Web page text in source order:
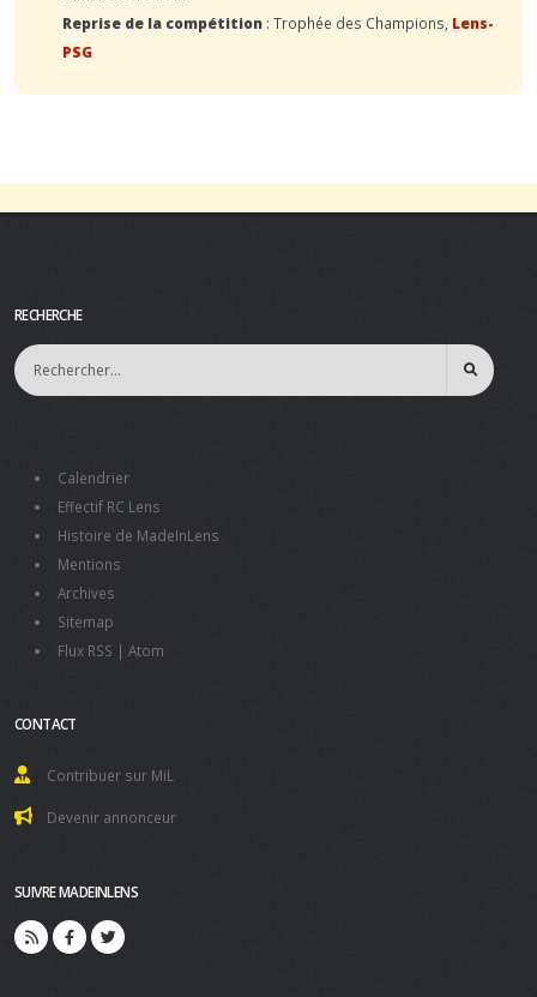
Reprise de la compétition : Trophée des Champions, Lens-
PSG
RECHERCHE
Calendrier
Effectif RC Lens
Histoire de MadeInLens
Mentions
Archives
Sitemap
Flux RSS | Atom
CONTACT
Contribuer sur MiL
Devenir annonceur
SUIVRE MADEINLENS